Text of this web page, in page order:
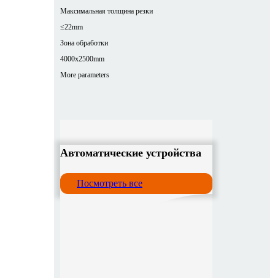
Максимальная толщина резки
≤22mm
Зона обработки
4000x2500mm
More parameters
Автоматические устройства
Посмотреть все